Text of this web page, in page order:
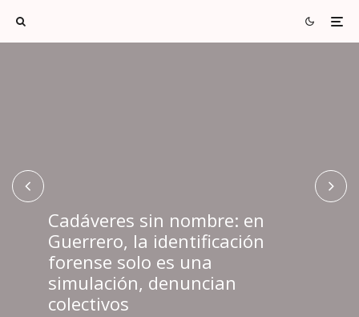
Cadáveres sin nombre: en
Guerrero, la identificación
forense solo es una
simulación, denuncian
colectivos
El Ejército en la desaparición de
los 43 estudiantes de
Ayotzinapa
México: la escuela que nació de
una guerra contra la basura en
la comunidad indígena
Alpuyeca